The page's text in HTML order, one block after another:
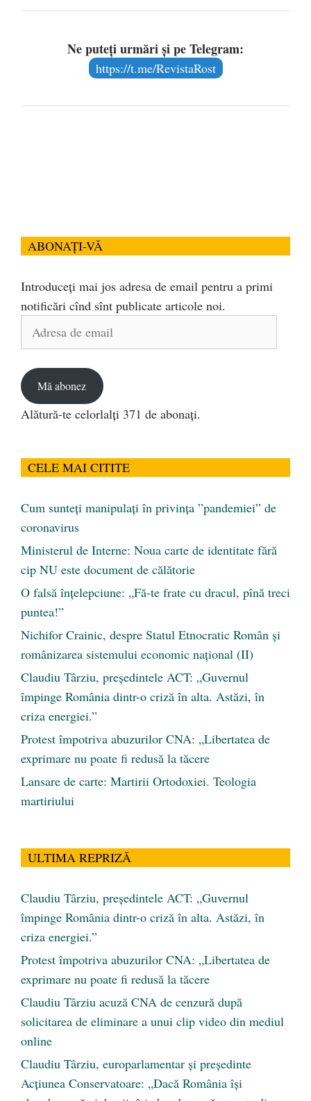
Ne puteți urmări și pe Telegram:
https://t.me/RevistaRost
ABONAȚI-VĂ
Introduceți mai jos adresa de email pentru a primi
notificări cînd sînt publicate articole noi.
Adresa
Mă abonez
Alătură-te celorlalți 371 de abonați.
CELE MAI CITITE
Cum sunteți manipulați în privința ”pandemiei” de
coronavirus
Ministerul de Interne: Noua carte de identitate fără
cip NU este document de călătorie
O falsă înțelepciune: „Fă-te frate cu dracul, pînă treci
puntea!”
Nichifor Crainic, despre Statul Etnocratic Român şi
românizarea sistemului economic naţional (II)
Claudiu Târziu, președintele ACT: „Guvernul
împinge România dintr-o criză în alta. Astăzi, în
criza energiei.”
Protest împotriva abuzurilor CNA: „Libertatea de
exprimare nu poate fi redusă la tăcere
Lansare de carte: Martirii Ortodoxiei. Teologia
martiriului
ULTIMA REPRIZĂ
Claudiu Târziu, președintele ACT: „Guvernul
împinge România dintr-o criză în alta. Astăzi, în
criza energiei.”
Protest împotriva abuzurilor CNA: „Libertatea de
exprimare nu poate fi redusă la tăcere
Claudiu Târziu acuză CNA de cenzură după
solicitarea de eliminare a unui clip video din mediul
online
Claudiu Târziu, europarlamentar și președinte
Acțiunea Conservatoare: „Dacă România își